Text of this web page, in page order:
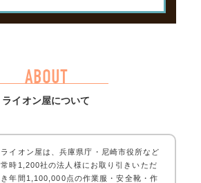
ABOUT
ライオン屋について
ライオン屋は、兵庫県庁・尼崎市役所など
常時1,200社の法人様にお取り引きいただ
き年間1,100,000点の作業服・安全靴・作